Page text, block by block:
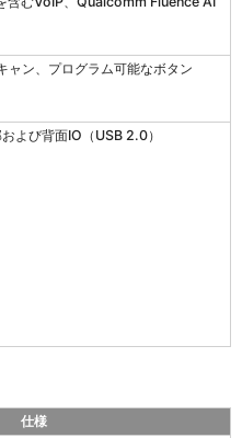
ャン、プログラム可能なボタン
よび背面IO（USB 2.0）
仕様